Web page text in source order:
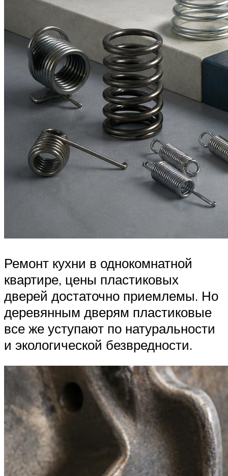
Ремонт кухни в однокомнатной
квартире, цены пластиковых
дверей достаточно приемлемы. Но
деревянным дверям пластиковые
все же уступают по натуральности
и экологической безвредности.